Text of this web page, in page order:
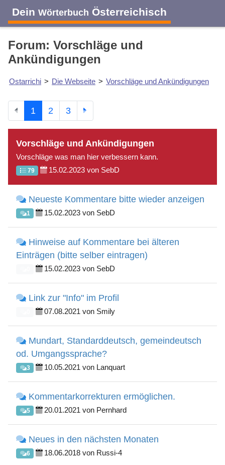
Dein Wörterbuch Österreichisch
Forum: Vorschläge und
Ankündigungen
Ostarrichi > Die Webseite > Vorschläge und Ankündigungen
1 2 3
Vorschläge und Ankündigungen
Vorschläge was man hier verbessern kann.
79 15.02.2023 von SebD
Neueste Kommentare bitte wieder anzeigen
1 15.02.2023 von SebD
Hinweise auf Kommentare bei älteren
Einträgen (bitte selber eintragen)
15.02.2023 von SebD
Link zur "Info" im Profil
07.08.2021 von Smily
Mundart, Standarddeutsch, gemeindeutsch
od. Umgangssprache?
3 10.05.2021 von Lanquart
Kommentarkorrekturen ermöglichen.
5 20.01.2021 von Pernhard
Neues in den nächsten Monaten
6 18.06.2018 von Russi-4